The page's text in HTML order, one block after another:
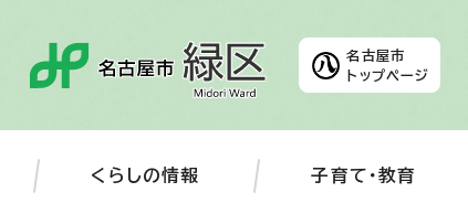
名古屋市
トップページ
くらしの情報 子育て・教育